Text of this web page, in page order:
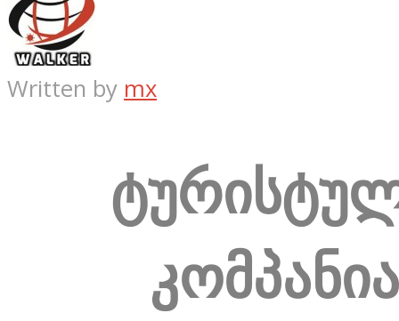
Written by mx
კომპანია